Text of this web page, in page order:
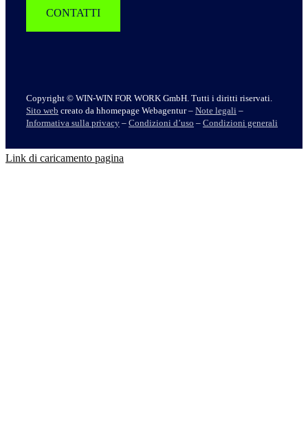
CONTATTI
Copyright © WIN-WIN FOR WORK GmbH. Tutti i diritti riservati.
Sito web creato da hhomepage Webagentur – Note legali–
Informativa sulla privacy– Condizioni d’uso – Condizioni generali
Link di caricamento pagina